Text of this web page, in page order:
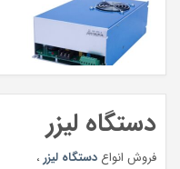
دستگاه لیزر
فروش انواع دستگاه لیزر ،